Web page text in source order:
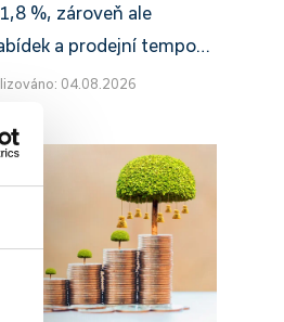
%, zároveň ale
a prodejní tempo…
04.08.2026